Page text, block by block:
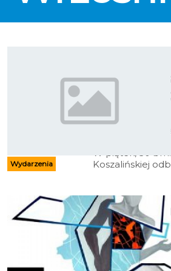
Wydarzenia
2016/2017
ekoszalin - 29
W piątek, 30
Koszalińskiej
Wystawa
„Konkret”
Ekoszalin z mat
2016 godz. 13:24